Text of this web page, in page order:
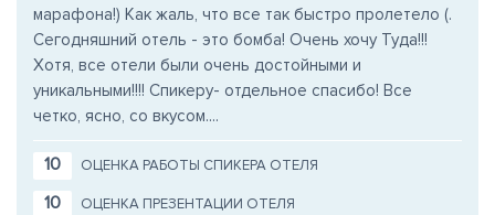
марафона!) Как жаль, что все так быстро пролетело (.
Сегодняшний отель - это бомба! Очень хочу Туда!!!
Хотя, все отели были очень достойными и
уникальными!!!! Спикеру- отдельное спасибо! Все
четко, ясно, со вкусом....
10 ОЦЕНКА РАБОТЫ СПИКЕРА ОТЕЛЯ
10 ОЦЕНКА ПРЕЗЕНТАЦИИ ОТЕЛЯ